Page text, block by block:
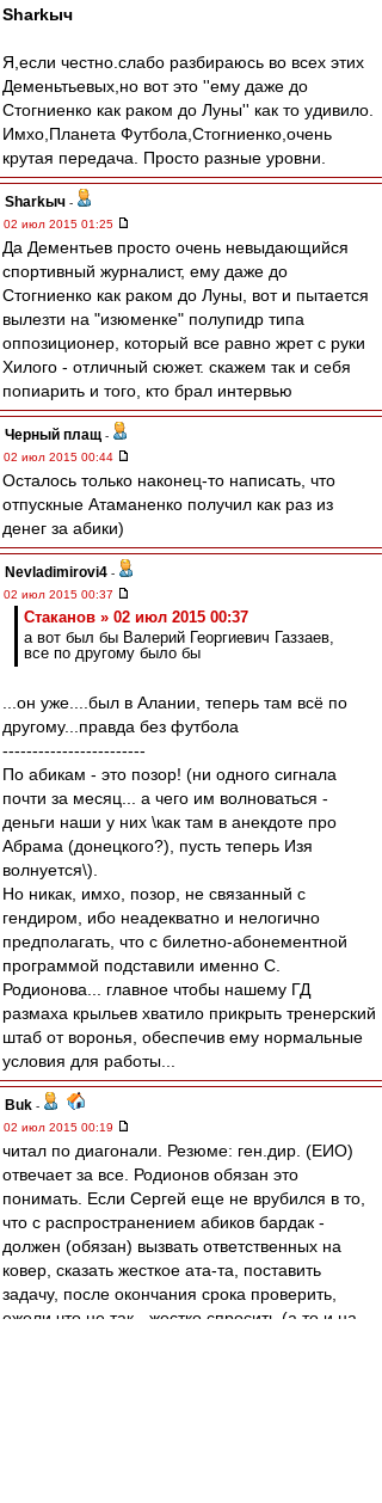
Sharkыч
Я,если честно.слабо разбираюсь во всех этих
Деменьтьевых,но вот это ''ему даже до
Стогниенко как раком до Луны'' как то удивило.
Имхо,Планета Футбола,Стогниенко,очень
крутая передача. Просто разные уровни.
Sharkыч -
02 июл 2015 01:25
Да Дементьев просто очень невыдающийся
спортивный журналист, ему даже до
Стогниенко как раком до Луны, вот и пытается
вылезти на "изюменке" полупидр типа
оппозиционер, который все равно жрет с руки
Хилого - отличный сюжет. скажем так и себя
попиарить и того, кто брал интервью
Черный плащ -
02 июл 2015 00:44
Осталось только наконец-то написать, что
отпускные Атаманенко получил как раз из
денег за абики)
Nevladimirovi4 -
02 июл 2015 00:37
Cтаканов » 02 июл 2015 00:37
а вот был бы Валерий Георгиевич Газзаев,
все по другому было бы
...он уже....был в Алании, теперь там всё по
другому...правда без футбола
------------------------
По абикам - это позор! (ни одного сигнала
почти за месяц... а чего им волноваться -
деньги наши у них \как там в анекдоте про
Абрама (донецкого?), пусть теперь Изя
волнуется\).
Но никак, имхо, позор, не связанный с
гендиром, ибо неадекватно и нелогично
предполагать, что с билетно-абонементной
программой подставили именно С.
Родионова... главное чтобы нашему ГД
размаха крыльев хватило прикрыть тренерский
штаб от воронья, обеспечив ему нормальные
условия для работы...
Buk -
02 июл 2015 00:19
читал по диагонали. Резюме: ген.дир. (ЕИО)
отвечает за все. Родионов обязан это
понимать. Если Сергей еще не врубился в то,
что с распространением абиков бардак -
должен (обязан) вызвать ответственных на
ковер, сказать жесткое ата-та, поставить
задачу, после окончания срока проверить,
ежели что не так - жестко спросить (а то и на